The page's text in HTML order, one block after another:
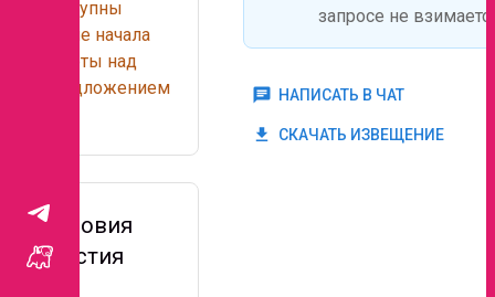
доступны
после начала
работы над
предложением
Условия
участия
запросе не
chat НАПИСАТЬ В ЧАТ
get_app СКАЧАТЬ ИЗВЕЩЕНИЕ